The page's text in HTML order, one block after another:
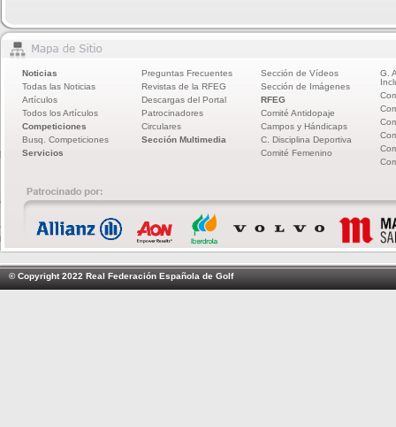
Noticias
Todas las Noticias
Artículos
Todos los Artículos
Competiciones
Busq. Competiciones
Servicios
Preguntas Frecuentes
Revistas de la RFEG
Descargas del Portal
Patrocinadores
Circulares
Sección Multimedia
Sección de Vídeos
Sección de Imágenes
RFEG
Comité Antidopaje
Campos y Hándicaps
C. Disciplina Deportiva
Comité Femenino
G.
© Copyright 2022 Real Federación Española de Golf